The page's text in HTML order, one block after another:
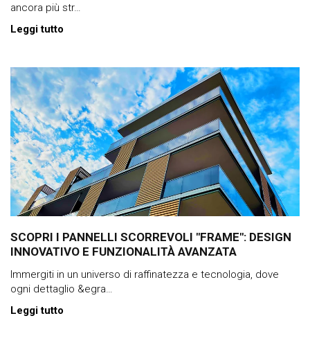
ancora più str…
Leggi tutto
SCOPRI I PANNELLI SCORREVOLI "FRAME": DESIGN
INNOVATIVO E FUNZIONALITÀ AVANZATA
Immergiti in un universo di raffinatezza e tecnologia, dove
ogni dettaglio &egra…
Leggi tutto